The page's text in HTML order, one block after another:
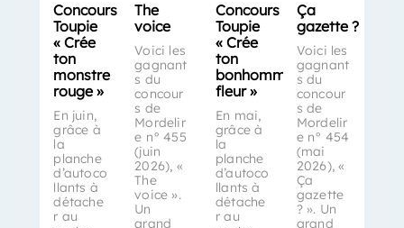
Concours
Toupie
« Crée
ton
monstre
rouge »
En juin,
grâce à
la
planche
d’autoco
llants à
détache
r au
The
voice
Voici les
gagnant
s du
concour
s de
Mordelir
e n° 455
(juin
2026), «
The
voice ».
Un
grand
Concours
Toupie
« Crée
ton
bonhomme-
fleur »
En mai,
grâce à
la
planche
d’autoco
llants à
détache
r au
Ça
gazette ?
Voici les
gagnant
s du
concour
s de
Mordelir
e n° 454
(mai
2026), «
Ça
gazette
? ». Un
grand